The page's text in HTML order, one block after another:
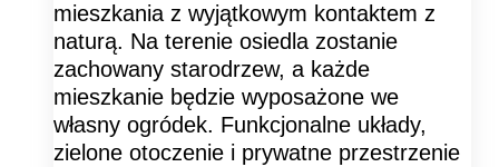
mieszkania z wyjątkowym kontaktem z
naturą. Na terenie osiedla zostanie
zachowany starodrzew, a każde
mieszkanie będzie wyposażone we
własny ogródek. Funkcjonalne układy,
zielone otoczenie i prywatne przestrzenie